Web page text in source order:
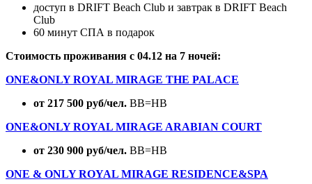
доступ в DRIFT Beach Club и завтрак в DRIFT Beach
Club
60 минут СПА в подарок
Стоимость проживания с 04.12 на 7 ночей:
ONE&ONLY ROYAL MIRAGE THE PALACE
от 217 500 руб/чел. BB=HB
ONE&ONLY ROYAL MIRAGE ARABIAN COURT
от 230 900 руб/чел. BB=HB
ONE & ONLY ROYAL MIRAGE RESIDENCE&SPA